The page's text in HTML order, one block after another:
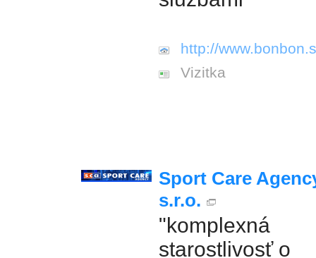
http://
Vizitka
Sport Care
s.r.o.
"komplexná
starostlivosť o